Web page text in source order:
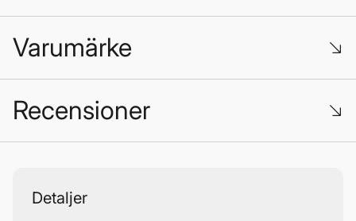
Varumärke
Recensioner
Detaljer